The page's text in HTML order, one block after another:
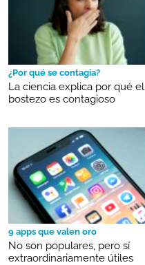
¿Por qué se contagia?
La ciencia explica por qué el
bostezo es contagioso
9 apps que valen oro
No son populares, pero sí
extraordinariamente útiles